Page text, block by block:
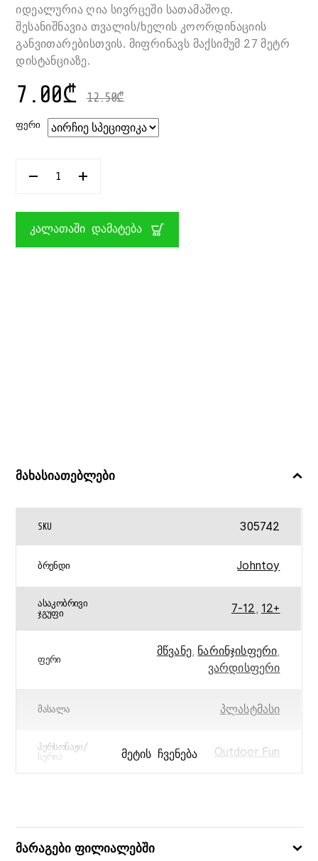
იდეალურია ღია სივრცეში სათამაშოდ.
შესანიშნავია თვალის/ხელის კოორდინაციის
განვითარებისთვის. მიფრინავს მაქსიმუმ 27 მეტრ
დისტანციაზე.
12.50₾
7.00₾
ᲤᲔᲠᲘ
ᲠᲐᲝᲓᲔᲜᲝᲑᲐ:
ᲡᲛ
FUN
ᲙᲐᲚᲐᲗᲐᲨᲘ ᲓᲐᲛᲐᲢᲔᲑᲐ
მახასიათებლები
SKU 305742
ᲑᲠᲔᲜᲓᲘ Johntoy
ᲐᲡᲐᲙᲝᲑᲠᲘᲕᲘ
ᲯᲒᲣᲤᲘ
7-12, 12+
ᲤᲔᲠᲘ
მწვანე, ნარინჯისფერი,
ვარდისფერი
ᲛᲐᲡᲐᲚᲐ პლასტმასი
ᲞᲔᲠᲡᲝᲜᲐᲟᲘ/
ᲡᲔᲠᲘᲐ
Outdoor Fun
ᲛᲔᲢᲘᲡ ᲩᲕᲔᲜᲔᲑᲐ
მარაგები ფილიალებში